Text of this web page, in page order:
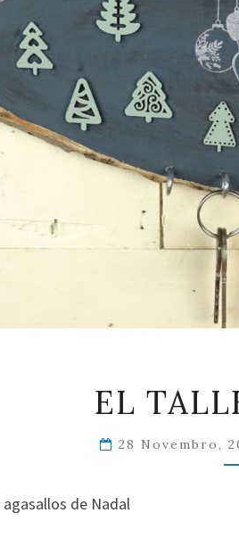
EL
28 Novembro,
de Nadal